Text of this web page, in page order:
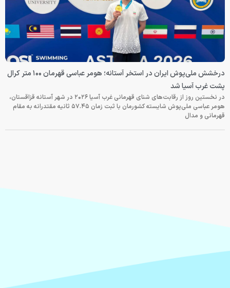
درخشش ملی‌پوش ایران در استخر آستانه؛ هومر عباسی قهرمان ۱۰۰ متر کرال
پشت غرب آسیا شد
در نخستین روز از رقابت‌های شنای قهرمانی غرب آسیا ۲۰۲۶ در شهر آستانه قزاقستان،
هومر عباسی ملی‌پوش شایسته کشورمان با ثبت زمان ۵۷.۴۵ ثانیه مقتدرانه به مقام
قهرمانی و مدال